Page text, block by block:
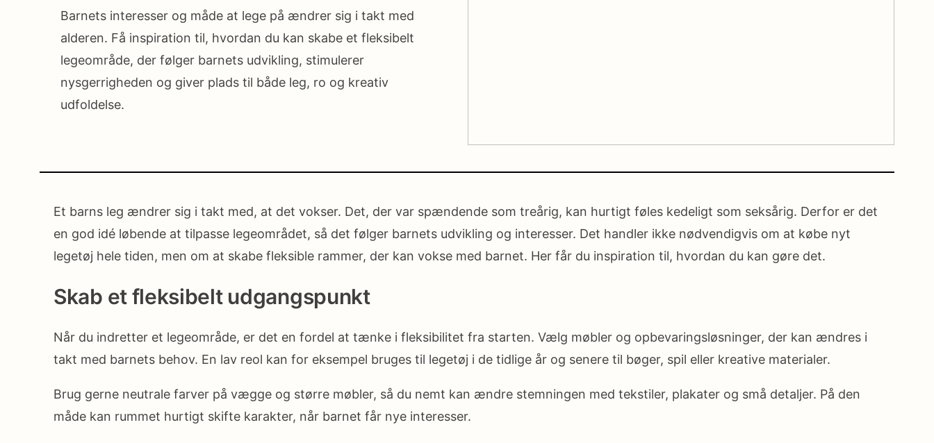
Barnets interesser og måde at lege på ændrer sig i takt med
alderen. Få inspiration til, hvordan du kan skabe et fleksibelt
legeområde, der følger barnets udvikling, stimulerer
nysgerrigheden og giver plads til både leg, ro og kreativ
udfoldelse.
Et barns leg ændrer sig i takt med, at det vokser. Det, der var spændende som treårig, kan hurtigt føles kedeligt som seksårig. Derfor er det
en god idé løbende at tilpasse legeområdet, så det følger barnets udvikling og interesser. Det handler ikke nødvendigvis om at købe nyt
legetøj hele tiden, men om at skabe fleksible rammer, der kan vokse med barnet. Her får du inspiration til, hvordan du kan gøre det.
Skab et fleksibelt udgangspunkt
Når du indretter et legeområde, er det en fordel at tænke i fleksibilitet fra starten. Vælg møbler og opbevaringsløsninger, der kan ændres i
takt med barnets behov. En lav reol kan for eksempel bruges til legetøj i de tidlige år og senere til bøger, spil eller kreative materialer.
Brug gerne neutrale farver på vægge og større møbler, så du nemt kan ændre stemningen med tekstiler, plakater og små detaljer. På den
måde kan rummet hurtigt skifte karakter, når barnet får nye interesser.